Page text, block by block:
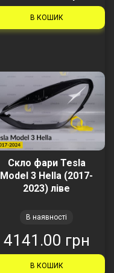
В КОШИК
Скло фари Tesla
Model 3 Hella (2017-
2023) ліве
В наявності
4141.00 грн
В КОШИК